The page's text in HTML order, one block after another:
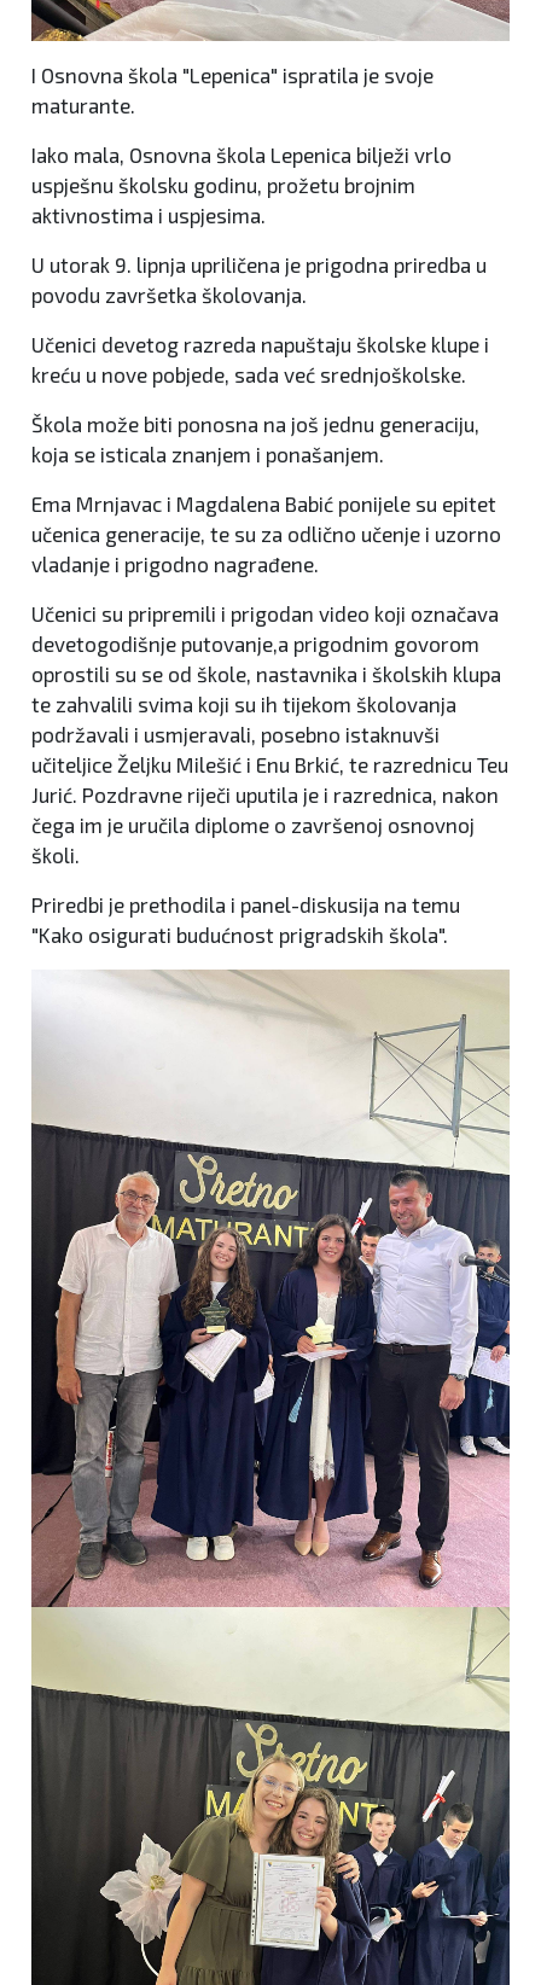
I Osnovna škola "Lepenica" ispratila je svoje
maturante.
Iako mala, Osnovna škola Lepenica bilježi vrlo
uspješnu školsku godinu, prožetu brojnim
aktivnostima i uspjesima.
U utorak 9. lipnja upriličena je prigodna priredba u
povodu završetka školovanja.
Učenici devetog razreda napuštaju školske klupe i
kreću u nove pobjede, sada već srednjoškolske.
Škola može biti ponosna na još jednu generaciju,
koja se isticala znanjem i ponašanjem.
Ema Mrnjavac i Magdalena Babić ponijele su epitet
učenica generacije, te su za odlično učenje i uzorno
vladanje i prigodno nagrađene.
Učenici su pripremili i prigodan video koji označava
devetogodišnje putovanje,a prigodnim govorom
oprostili su se od škole, nastavnika i školskih klupa
te zahvalili svima koji su ih tijekom školovanja
podržavali i usmjeravali, posebno istaknuvši
učiteljice Željku Milešić i Enu Brkić, te razrednicu Teu
Jurić. Pozdravne riječi uputila je i razrednica, nakon
čega im je uručila diplome o završenoj osnovnoj
školi.
Priredbi je prethodila i panel-diskusija na temu
"Kako osigurati budućnost prigradskih škola".